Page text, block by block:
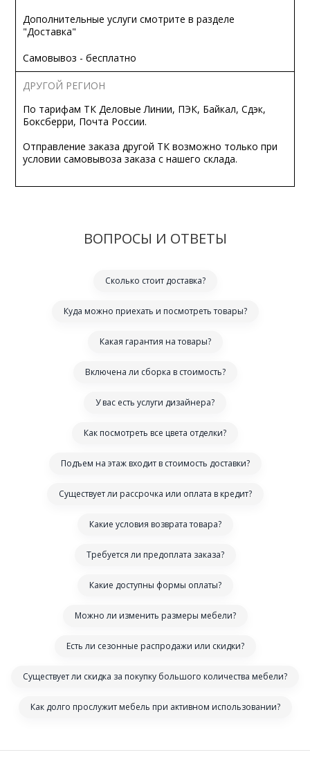
Дополнительные услуги смотрите в разделе
"Доставка"
Самовывоз - бесплатно
ДРУГОЙ РЕГИОН
По тарифам ТК Деловые Линии, ПЭК, Байкал, Сдэк,
Боксберри, Почта России.
Отправление заказа другой ТК возможно только при
условии самовывоза заказа с нашего склада.
ВОПРОСЫ И ОТВЕТЫ
Сколько стоит доставка?
Куда можно приехать и посмотреть товары?
Какая гарантия на товары?
Включена ли сборка в стоимость?
У вас есть услуги дизайнера?
Как посмотреть все цвета отделки?
Подъем на этаж входит в стоимость доставки?
Существует ли рассрочка или оплата в кредит?
Какие условия возврата товара?
Требуется ли предоплата заказа?
Какие доступны формы оплаты?
Можно ли изменить размеры мебели?
Есть ли сезонные распродажи или скидки?
Существует ли скидка за покупку большого количества мебели?
Как долго прослужит мебель при активном использовании?